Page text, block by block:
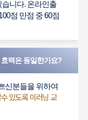
니다. 온라인출
점 만점 중 60점
력은 동일한가요?
신분들을 위하여
있도록 이러닝 교